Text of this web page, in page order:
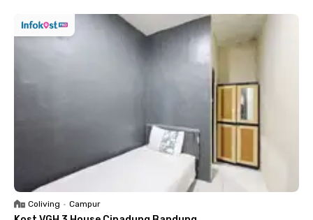
Coliving • Campur